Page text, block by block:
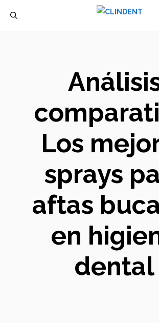
Los
sprays
aftas
en
dental